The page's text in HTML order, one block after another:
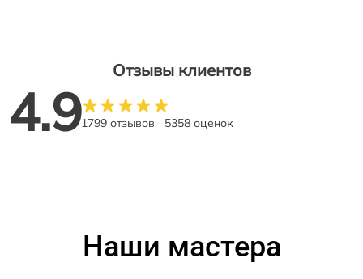
Отзывы клиентов
4.91799 отзывов 5358 оценок
Наши мастера